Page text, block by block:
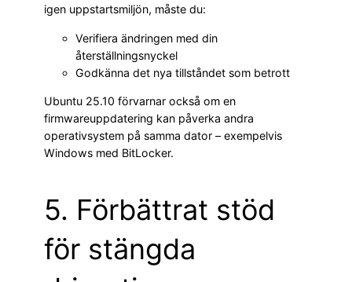
igen uppstartsmiljön, måste du:
Verifiera ändringen med din
återställningsnyckel
Godkänna det nya tillståndet som betrott
Ubuntu 25.10 förvarnar också om en
firmwareuppdatering kan påverka andra
operativsystem på samma dator – exempelvis
Windows med BitLocker.
5. Förbättrat stöd
för stängda